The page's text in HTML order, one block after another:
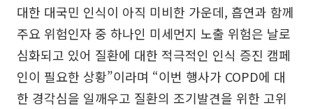
대한 대국민 인식이 아직 미비한 가운데, 흡연과 함께
주요 위험인자 중 하나인 미세먼지 노출 위험은 날로
심화되고 있어 질환에 대한 적극적인 인식 증진 캠페
인이 필요한 상황”이라며 “이번 행사가 COPD에 대
한 경각심을 일깨우고 질환의 조기발견을 위한 고위